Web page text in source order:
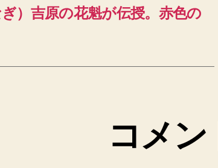
）吉原の花魁が伝授。赤色の
コメ